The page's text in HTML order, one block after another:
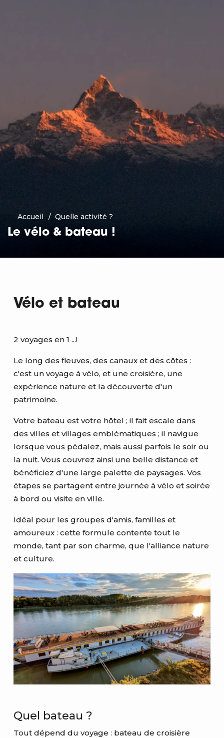
Accueil Quelle activité ?
Le vélo & bateau !
Vélo et bateau
2 voyages en 1 ...!
Le long des fleuves, des canaux et des côtes :
c'est un voyage à vélo, et une croisière, une
expérience nature et la découverte d'un
patrimoine.
Votre bateau est votre hôtel ; il fait escale dans
des villes et villages emblématiques ; il navigue
lorsque vous pédalez, mais aussi parfois le soir ou
la nuit. Vous couvrez ainsi une belle distance et
bénéficiez d'une large palette de paysages. Vos
étapes se partagent entre journée à vélo et soirée
à bord ou visite en ville.
Idéal pour les groupes d'amis, familles et
amoureux : cette formule contente tout le
monde, tant par son charme, que l'alliance nature
et culture.
Quel bateau ?
Tout dépend du voyage : bateau de croisière